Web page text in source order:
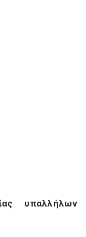
υπαλλήλων